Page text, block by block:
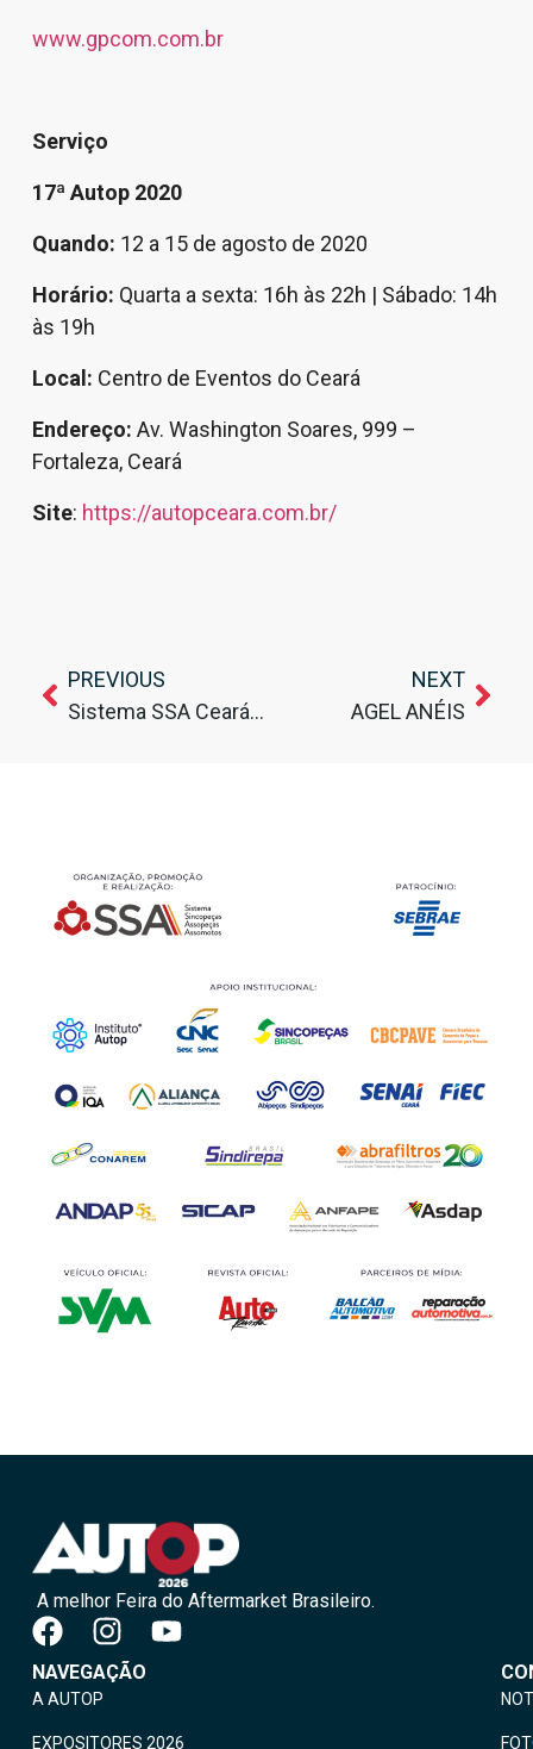
www.gpcom.com.br
Serviço
17ª Autop 2020
Quando: 12 a 15 de agosto de 2020
Horário: Quarta a sexta: 16h às 22h | Sábado: 14h
às 19h
Local: Centro de Eventos do Ceará
Endereço: Av. Washington Soares, 999 –
Fortaleza, Ceará
Site: https://autopceara.com.br/
PREVIOUS
Sistema SSA Ceará realiza 17.ª AUTOP em nova data
NEXT
AGEL ANÉIS
A melhor Feira do Aftermarket Brasileiro.
NAVEGAÇÃO
A AUTOP
EXPOSITORES 2026